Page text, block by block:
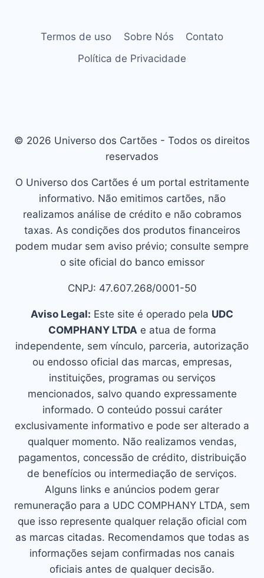
Termos de uso Sobre Nós
Contato
Política de Privacidade
© 2026 Universo dos Cartões - Todos os direitos
reservados
O Universo dos Cartões é um portal estritamente
informativo. Não emitimos cartões, não
realizamos análise de crédito e não cobramos
taxas. As condições dos produtos financeiros
podem mudar sem aviso prévio; consulte sempre
o site oficial do banco emissor
CNPJ: 47.607.268/0001-50
Aviso Legal: Este site é operado pela UDC
COMPHANY LTDAe atua de forma
independente, sem vínculo, parceria, autorização
ou endosso oficial das marcas, empresas,
instituições, programas ou serviços
mencionados, salvo quando expressamente
informado. O conteúdo possui caráter
exclusivamente informativo e pode ser alterado a
qualquer momento. Não realizamos vendas,
pagamentos, concessão de crédito, distribuição
de benefícios ou intermediação de serviços.
Alguns links e anúncios podem gerar
remuneração para a UDC COMPHANY LTDA, sem
que isso represente qualquer relação oficial com
as marcas citadas. Recomendamos que todas as
informações sejam confirmadas nos canais
oficiais antes de qualquer decisão.